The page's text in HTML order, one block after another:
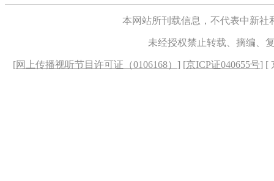
本网站所刊载信息，不代表中新
未经授权禁止转载、摘编、
[网上传播视听节目许可证（0106168） ] [京ICP证040655号] [